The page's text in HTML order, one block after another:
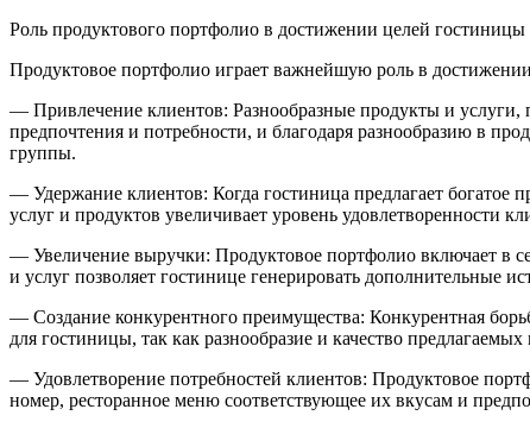
Роль продуктового портфолио в достижении целей гостиницы
Продуктовое портфолио играет важнейшую роль в
— Привлечение клиентов: Разнообразные продукты и
предпочтения и потребности, и благодаря разнообразию в
группы.
— Удержание клиентов: Когда гостиница предлагает богатое
услуг и продуктов увеличивает уровень удовлетворенности
— Увеличение выручки: Продуктовое портфолио включает в
и услуг позволяет гостинице генерировать дополнительные
— Создание конкурентного преимущества: Конкурентная
для гостиницы, так как разнообразие и качество
— Удовлетворение потребностей клиентов: Продуктовое
номер, ресторанное меню соответствующее их вкусам и